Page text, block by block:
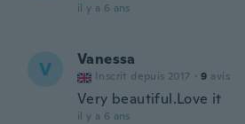
il y a 6 ans
V Vanessa
Inscrit depuis 2017 · 9 avis
Very beautiful.Love it
il y a 6 ans